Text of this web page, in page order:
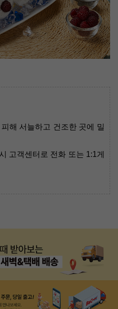
해 서늘하고 건조한 곳에 밀
고객센터로 전화 또는 1:1게